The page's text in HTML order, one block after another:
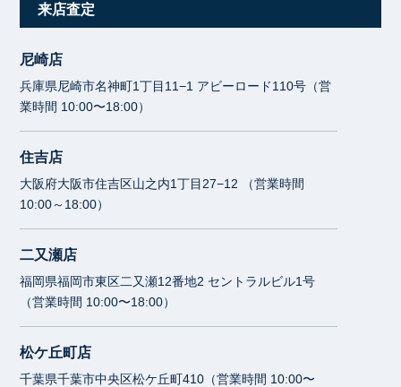
来店査定
尼崎店
兵庫県尼崎市名神町1丁目11−1 アビーロード110号（営
業時間 10:00〜18:00）
住吉店
大阪府大阪市住吉区山之内1丁目27−12 （営業時間
10:00～18:00）
二又瀬店
福岡県福岡市東区二又瀬12番地2 セントラルビル1号
（営業時間 10:00〜18:00）
松ケ丘町店
千葉県千葉市中央区松ケ丘町410（営業時間 10:00〜